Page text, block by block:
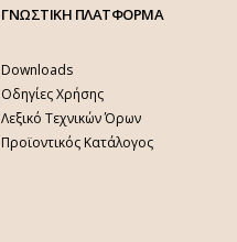
ΓΝΩΣΤΙΚΗ ΠΛΑΤΦΟΡΜΑ
Downloads
Οδηγίες Χρήσης
Λεξικό Τεχνικών Όρων
Προϊοντικός Κατάλογος